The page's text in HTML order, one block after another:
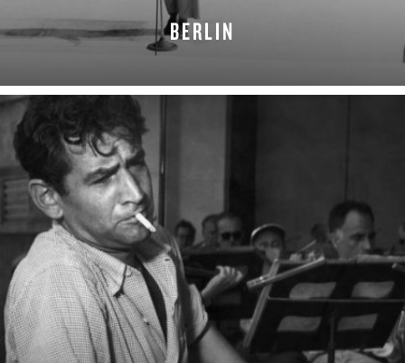
BERLIN